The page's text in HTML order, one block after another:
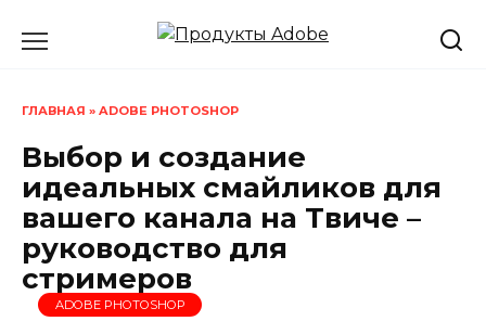
ГЛАВНАЯ » ADOBE PHOTOSHOP
Выбор и создание
идеальных смайликов для
вашего канала на Твиче –
руководство для
стримеров
ADOBE PHOTOSHOP